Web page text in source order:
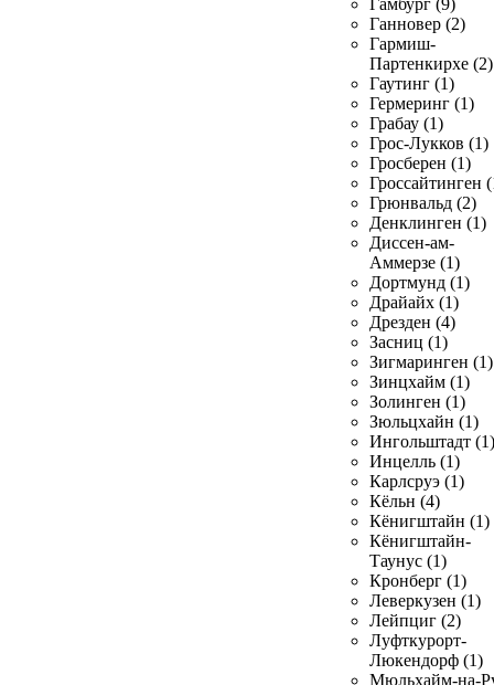
Гамбург (9)
Ганновер (2)
Гармиш-
Партенкирхе (2)
Гаутинг (1)
Гермеринг (1)
Грабау (1)
Грос-Лукков (1)
Гросберен (1)
Гроссайтинген
Грюнвальд (2)
Денклинген (1)
Диссен-ам-
Аммерзе (1)
Дортмунд (1)
Драйайх (1)
Дрезден (4)
Засниц (1)
Зигмаринген (1)
Зинцхайм (1)
Золинген (1)
Зюльцхайн (1)
Ингольштадт (1)
Инцелль (1)
Карлсруэ (1)
Кёльн (4)
Кёнигштайн (1)
Кёнигштайн-
Таунус (1)
Кронберг (1)
Леверкузен (1)
Лейпциг (2)
Луфткурорт-
Люкендорф (1)
Мюльхайм-на-